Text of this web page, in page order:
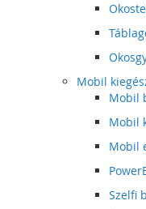
Mobil
Mobil
Mobil
Mobil
Szelfi